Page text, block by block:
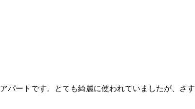
パートです。とても綺麗に使われていましたが、